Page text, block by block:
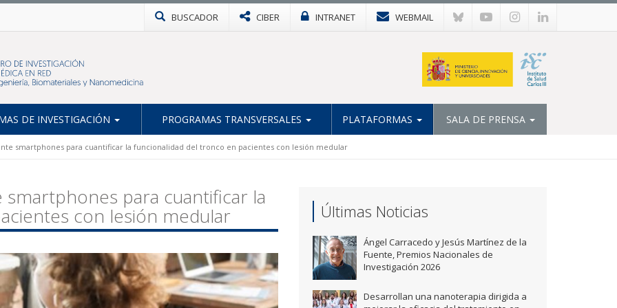
BUSCADOR CIBER INTRANET WEBMAIL
DE INVESTIGACIÓN PROGRAMAS TRANSVERSALES PLATAFORMAS SALA DE PRENSA
smartphones para cuantificar la funcionalidad del tronco en pacientes con lesión medular
para cuantificar la
con lesión medular Últimas Noticias
Ángel Carracedo y Jesús Martínez de la
Fuente, Premios Nacionales de
Investigación 2026
Desarrollan una nanoterapia dirigida a